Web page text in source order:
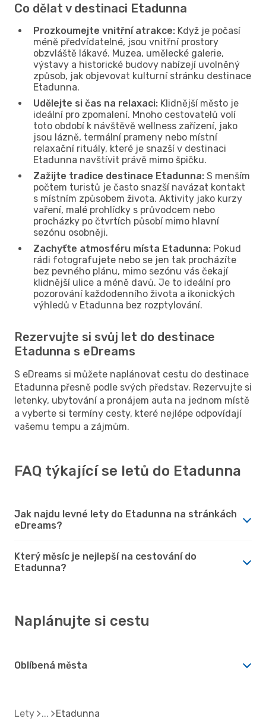
Co dělat v destinaci Etadunna
Prozkoumejte vnitřní atrakce: Když je počasí
méně předvídatelné, jsou vnitřní prostory
obzvláště lákavé. Muzea, umělecké galerie,
výstavy a historické budovy nabízejí uvolněný
způsob, jak objevovat kulturní stránku destinace
Etadunna.
Udělejte si čas na relaxaci: Klidnější město je
ideální pro zpomalení. Mnoho cestovatelů volí
toto období k návštěvě wellness zařízení, jako
jsou lázně, termální prameny nebo místní
relaxační rituály, které je snazší v destinaci
Etadunna navštívit právě mimo špičku.
Zažijte tradice destinace Etadunna: S menším
počtem turistů je často snazší navázat kontakt
s místním způsobem života. Aktivity jako kurzy
vaření, malé prohlídky s průvodcem nebo
procházky po čtvrtích působí mimo hlavní
sezónu osobněji.
Zachyťte atmosféru místa Etadunna: Pokud
rádi fotografujete nebo se jen tak procházíte
bez pevného plánu, mimo sezónu vás čekají
klidnější ulice a méně davů. Je to ideální pro
pozorování každodenního života a ikonických
výhledů v Etadunna bez rozptylování.
Rezervujte si svůj let do destinace
Etadunna s eDreams
S eDreams si můžete naplánovat cestu do destinace
Etadunna přesně podle svých představ. Rezervujte si
letenky, ubytování a pronájem auta na jednom místě
a vyberte si termíny cesty, které nejlépe odpovídají
vašemu tempu a zájmům.
FAQ týkající se letů do Etadunna
Jak najdu levné lety do Etadunna na stránkách
eDreams?
Který měsíc je nejlepší na cestování do
Etadunna?
Naplánujte si cestu
Oblíbená města
Lety Etadunna